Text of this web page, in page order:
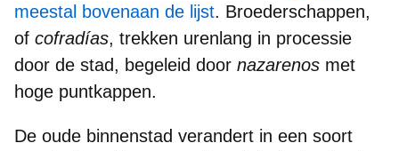
meestal bovenaan de lijst. Broederschappen,
of cofradías, trekken urenlang in processie
door de stad, begeleid door nazarenos met
hoge puntkappen.
De oude binnenstad verandert in een soort